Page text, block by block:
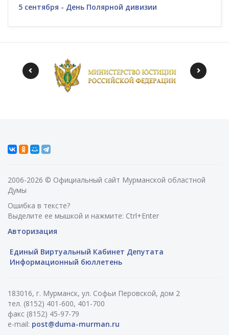
5 сентября - День Полярной дивизии
2006-2026 © Официальный сайт Мурманской областной
Думы
Ошибка в тексте?
Выделите ее мышкой и нажмите: Ctrl+Enter
Авторизация
Единый Виртуальный Кабинет Депутата
Информационный бюллетень
183016, г. Мурманск, ул. Софьи Перовской, дом 2
тел. (8152) 401-600, 401-700
факс (8152) 45-97-79
e-mail: post@duma-murman.ru